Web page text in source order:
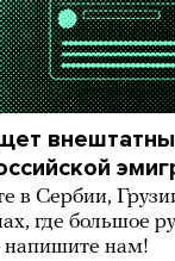
в Сербии,
где большое
нам!